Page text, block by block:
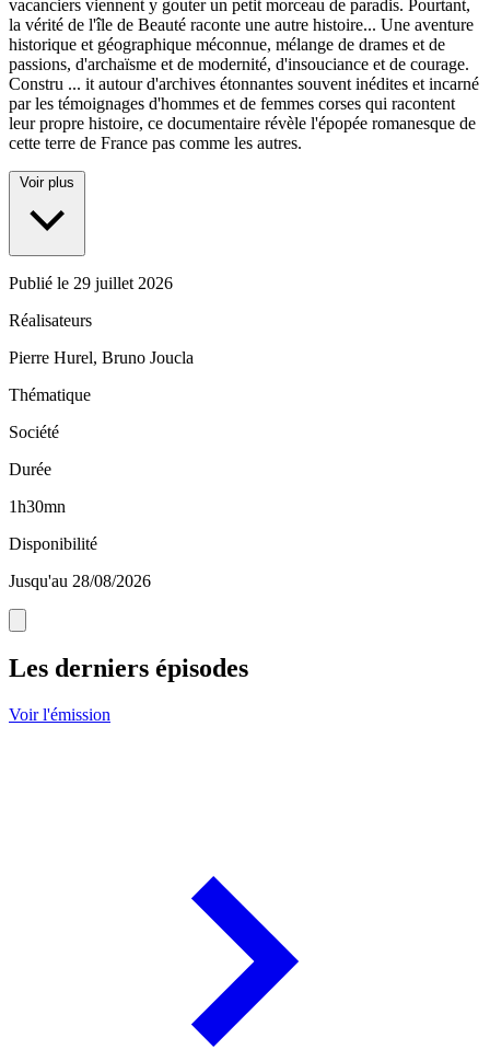
vacanciers viennent y gouter un petit morceau de paradis. Pourtant,
la vérité de l'île de Beauté raconte une autre histoire... Une aventure
historique et géographique méconnue, mélange de drames et de
passions, d'archaïsme et de modernité, d'insouciance et de courage.
Constru ... it autour d'archives étonnantes souvent inédites et incarné
par les témoignages d'hommes et de femmes corses qui racontent
leur propre histoire, ce documentaire révèle l'épopée romanesque de
cette terre de France pas comme les autres.
Voir plus
Publié le 29 juillet 2026
Réalisateurs
Pierre Hurel, Bruno Joucla
Thématique
Société
Durée
1h30mn
Disponibilité
Jusqu'au 28/08/2026
Les derniers épisodes
Voir l'émission